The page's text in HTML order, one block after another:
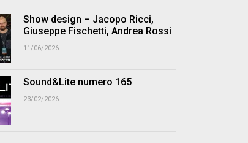
Show design – Jacopo Ricci,
Giuseppe Fischetti, Andrea Rossi
11/06/2026
Sound&Lite numero 165
23/02/2026